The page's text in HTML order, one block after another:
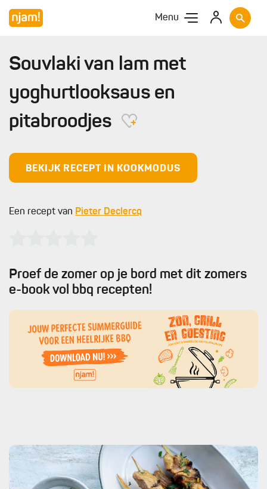
Menu
Souvlaki van lam met
yoghurtlooksaus en
pitabroodjes
BEKIJK RECEPT IN KOOKMODUS
Een recept van Pieter Declercq
Proef de zomer op je bord met dit zomers
e-book vol bbq recepten!